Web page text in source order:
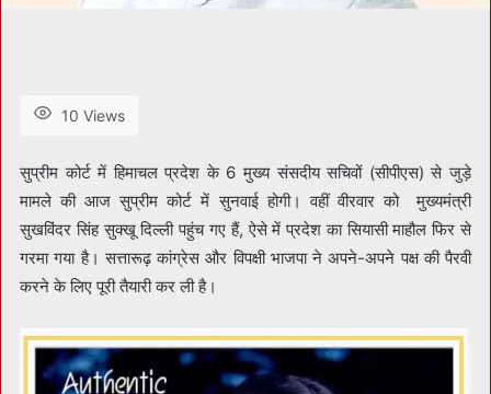
10 Views
सुप्रीम कोर्ट में हिमाचल प्रदेश के 6 मुख्य संसदीय सचिवों (सीपीएस) से जुड़े
मामले की आज सुप्रीम कोर्ट में सुनवाई होगी। वहीं वीरवार को मुख्यमंत्री
सुखविंदर सिंह सुक्खू दिल्ली पहुंच गए हैं, ऐसे में प्रदेश का सियासी माहौल फिर से
गरमा गया है। सत्तारूढ़ कांग्रेस और विपक्षी भाजपा ने अपने-अपने पक्ष की पैरवी
करने के लिए पूरी तैयारी कर ली है।